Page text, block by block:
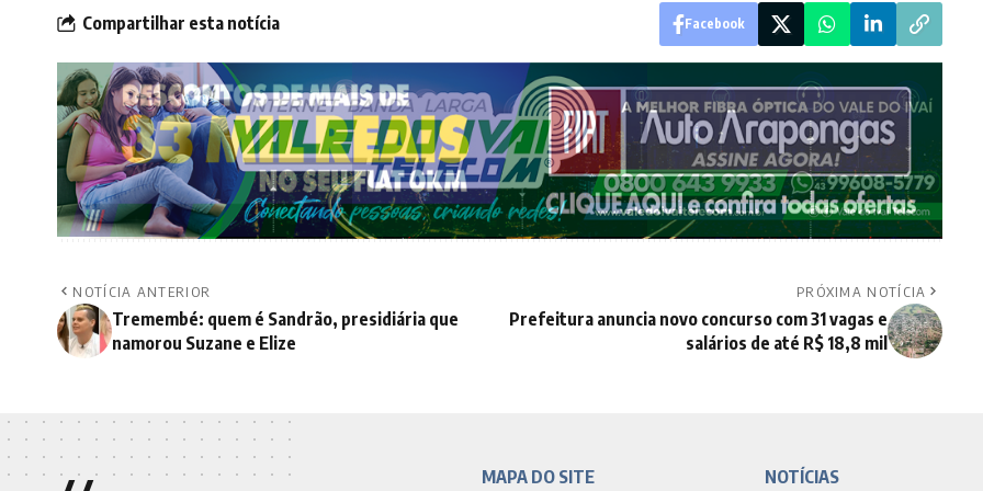
Compartilhar esta notícia Facebook
NOTÍCIA ANTERIOR
Tremembé: quem é Sandrão, presidiária que
namorou Suzane e Elize
PRÓXIMA NOTÍCIA
Prefeitura anuncia novo concurso com 31 vagas e
salários de até R$ 18,8 mil
MAPA DO SITE NOTÍCIAS